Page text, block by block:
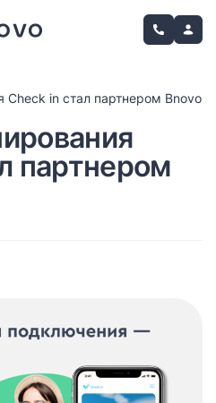
Check in стал партнером Bnovo
партнером